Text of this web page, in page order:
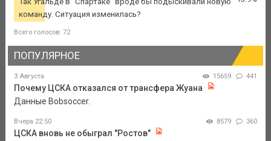
команду. Ситуация изменилась?
Всего голосов: 72
ПОПУЛЯРНОЕ
3 Августа 15659 441
Почему ЦСКА отказался от трансфера Жуана
Данные Bobsoccer.
Вчера 22:50 8579 360
ЦСКА вновь не обыграл "Ростов"